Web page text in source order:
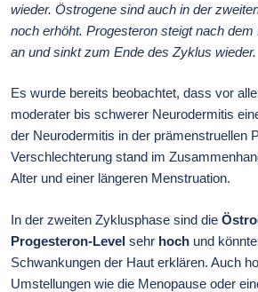
wieder. Östrogene sind auch in der
noch erhöht. Progesteron steigt nach
an und sinkt zum Ende des Zyklus wieder.
Es wurde bereits beobachtet, dass vor
moderater bis schwerer Neurodermitis
der Neurodermitis in der prämenstruellen
Verschlechterung stand im
Alter und einer längeren Menstruation.
In der zweiten Zyklusphase sind die
Progesteron-Level sehr hoch und
Schwankungen der Haut erklären. Auch
Umstellungen wie die Menopause oder